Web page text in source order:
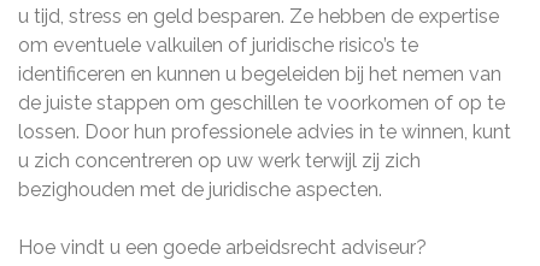
u tijd, stress en geld besparen. Ze hebben de expertise
om eventuele valkuilen of juridische risico’s te
identificeren en kunnen u begeleiden bij het nemen van
de juiste stappen om geschillen te voorkomen of op te
lossen. Door hun professionele advies in te winnen, kunt
u zich concentreren op uw werk terwijl zij zich
bezighouden met de juridische aspecten.
Hoe vindt u een goede arbeidsrecht adviseur?